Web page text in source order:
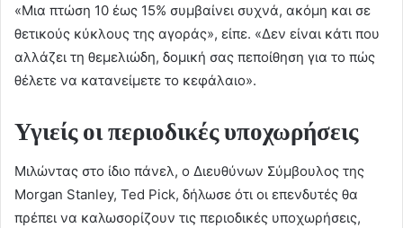
«Μια πτώση 10 έως 15% συμβαίνει συχνά, ακόμη και σε
θετικούς κύκλους της αγοράς», είπε. «Δεν είναι κάτι που
αλλάζει τη θεμελιώδη, δομική σας πεποίθηση για το πώς
θέλετε να κατανείμετε το κεφάλαιο».
Υγιείς οι περιοδικές υποχωρήσεις
Μιλώντας στο ίδιο πάνελ, ο Διευθύνων Σύμβουλος της
Morgan Stanley, Ted Pick, δήλωσε ότι οι επενδυτές θα
πρέπει να καλωσορίζουν τις περιοδικές υποχωρήσεις,